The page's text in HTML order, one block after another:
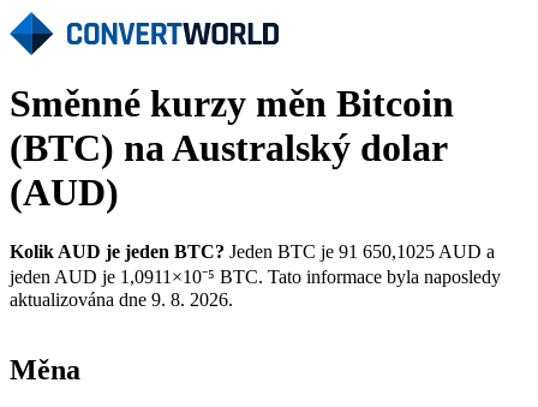
Směnné kurzy měn Bitcoin
(BTC) na Australský dolar
(AUD)
Kolik AUD je jeden BTC? Jeden BTC je 91 650,1025 AUD a
jeden AUD je 1,0911×10⁻⁵ BTC. Tato informace byla naposledy
aktualizována dne 9. 8. 2026.
Měna